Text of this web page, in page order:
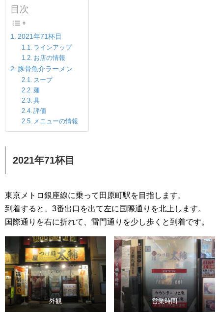
目次
2021年71杯目
ラインアップ
お店の情報
豚骨魚介ラーメン
スープ
麺
具
評価
メニューの情報
2021年71杯目
東京メトロ銀座線に乗って田原町駅を目指します。
到着すると、3番出口を出て左に国際通りを北上します。
国際通りを右に折れて、雷門通りを少し歩くと到着です。
外観 営業時間